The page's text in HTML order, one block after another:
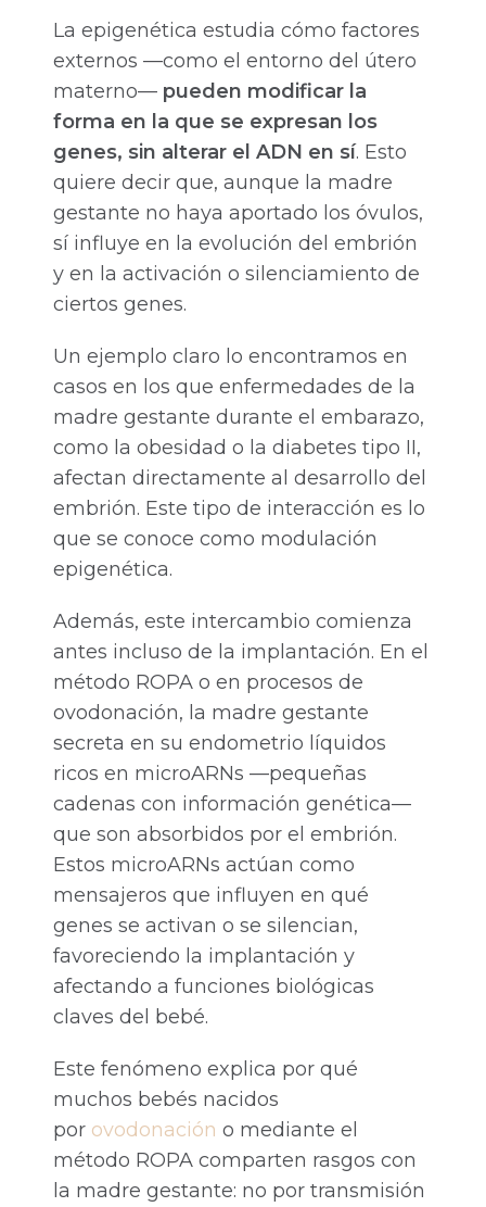
La epigenética estudia cómo factores
externos —como el entorno del útero
materno— pueden modificar la
forma en la que se expresan los
genes, sin alterar el ADN en sí. Esto
quiere decir que, aunque la madre
gestante no haya aportado los óvulos,
sí influye en la evolución del embrión
y en la activación o silenciamiento de
ciertos genes.
Un ejemplo claro lo encontramos en
casos en los que enfermedades de la
madre gestante durante el embarazo,
como la obesidad o la diabetes tipo II,
afectan directamente al desarrollo del
embrión. Este tipo de interacción es lo
que se conoce como modulación
epigenética.
Además, este intercambio comienza
antes incluso de la implantación. En el
método ROPA o en procesos de
ovodonación, la madre gestante
secreta en su endometrio líquidos
ricos en microARNs —pequeñas
cadenas con información genética—
que son absorbidos por el embrión.
Estos microARNs actúan como
mensajeros que influyen en qué
genes se activan o se silencian,
favoreciendo la implantación y
afectando a funciones biológicas
claves del bebé.
Este fenómeno explica por qué
muchos bebés nacidos
por ovodonación o mediante el
método ROPA comparten rasgos con
la madre gestante: no por transmisión